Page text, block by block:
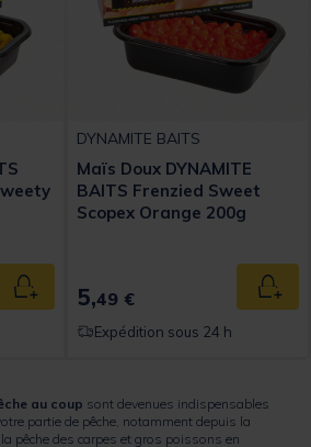
Ajouter au panier
DYNAMITE BAITS
Maïs Doux DYNAMITE
BAITS Frenzied Sweet
Scopex Orange 200g
5,49 €
Expédition sous 24 h
au coup sont devenues indispensables
partie de pêche, notamment depuis la
pêche des carpes et gros poissons en